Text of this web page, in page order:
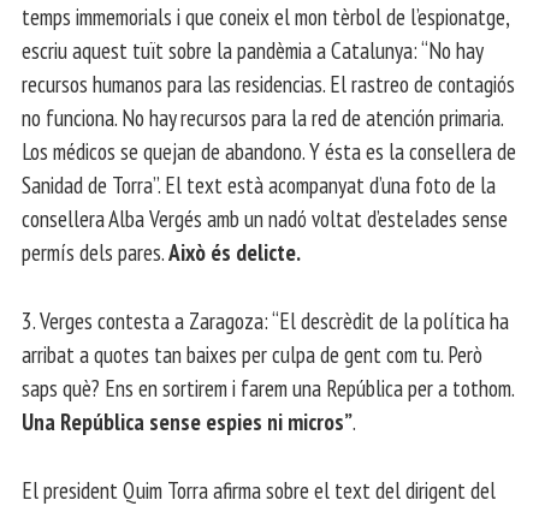
temps immemorials i que coneix el mon tèrbol de l’espionatge,
escriu aquest tuït sobre la pandèmia a Catalunya: “No hay
recursos humanos para las residencias. El rastreo de contagiós
no funciona. No hay recursos para la red de atención primaria.
Los médicos se quejan de abandono. Y ésta es la consellera de
Sanidad de Torra”. El text està acompanyat d’una foto de la
consellera Alba Vergés amb un nadó voltat d’estelades sense
permís dels pares.Això és delicte.
3. Verges contesta a Zaragoza: “El descrèdit de la política ha
arribat a quotes tan baixes per culpa de gent com tu. Però
saps què? Ens en sortirem i farem una República per a tothom.
Una República sense espies ni micros”.
El president Quim Torra afirma sobre el text del dirigent del